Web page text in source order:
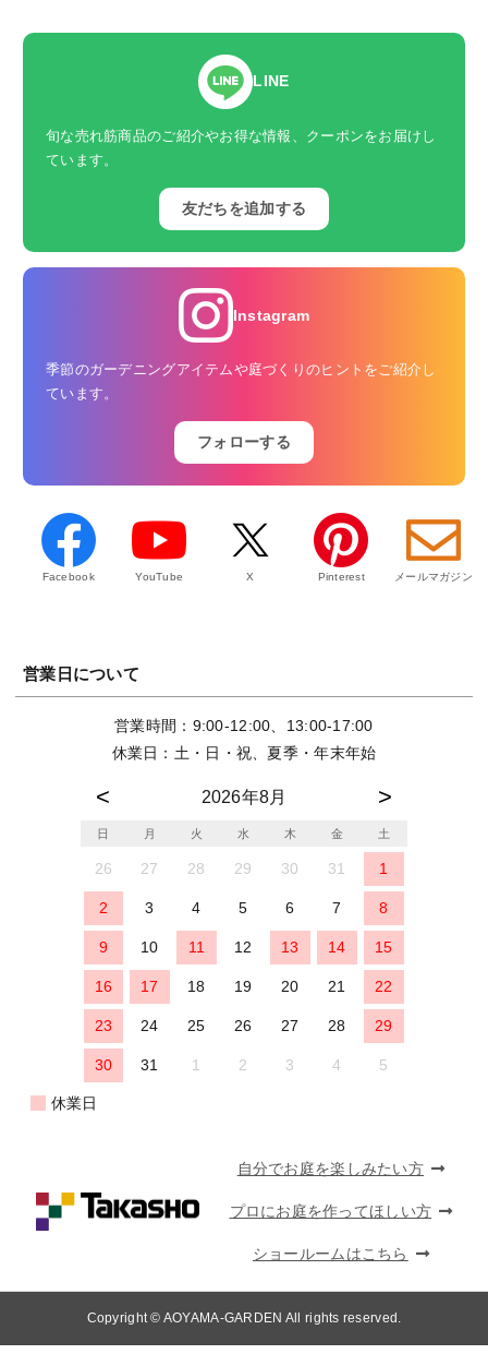
LINE
旬な売れ筋商品のご紹介やお得な情報、クーポンをお届けし
ています。
友だちを追加する
Instagram
季節のガーデニングアイテムや庭づくりのヒントをご紹介し
ています。
フォローする
Facebook YouTube X Pinterest メールマガジン
営業日について
営業時間：9:00-12:00、13:00-17:00
休業日：土・日・祝、夏季・年末年始
2026年8月
日 月 火 水 木 金 土
26 27 28 29 30 31 1
2 3 4 5 6 7 8
9 10 11 12 13 14 15
16 17 18 19 20 21 22
23 24 25 26 27 28 29
30 31 1 2 3 4 5
休業日
自分でお庭を楽しみたい方
プロにお庭を作ってほしい方
ショールームはこちら
Copyright © AOYAMA-GARDEN All rights reserved.